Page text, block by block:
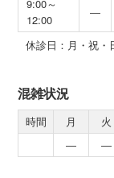
9:00～
12:00
―
休診日：月・祝・
混雑状況
時間 月 火
―
―